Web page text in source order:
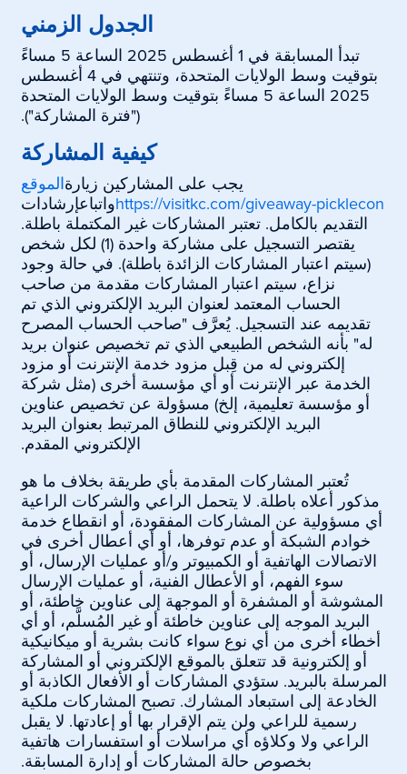
الجدول الزمني
تبدأ المسابقة في 1 أغسطس 2025 الساعة 5 مساءً
بتوقيت وسط الولايات المتحدة، وتنتهي في 4 أغسطس
2025 الساعة 5 مساءً بتوقيت وسط الولايات المتحدة
("فترة المشاركة").
كيفية المشاركة
يجب على المشاركين زيارةالموقع
https://visitkc.com/giveaway-pickleconواتباعإرشادات
التقديم بالكامل. تعتبر المشاركات غير المكتملة باطلة.
يقتصر التسجيل على مشاركة واحدة (1) لكل شخص
(سيتم اعتبار المشاركات الزائدة باطلة). في حالة وجود
نزاع، سيتم اعتبار المشاركات مقدمة من صاحب
الحساب المعتمد لعنوان البريد الإلكتروني الذي تم
تقديمه عند التسجيل. يُعرَّف "صاحب الحساب المصرح
له" بأنه الشخص الطبيعي الذي تم تخصيص عنوان بريد
إلكتروني له من قِبل مزود خدمة الإنترنت أو مزود
الخدمة عبر الإنترنت أو أي مؤسسة أخرى (مثل شركة
أو مؤسسة تعليمية، إلخ) مسؤولة عن تخصيص عناوين
البريد الإلكتروني للنطاق المرتبط بعنوان البريد
الإلكتروني المقدم.
تُعتبر المشاركات المقدمة بأي طريقة بخلاف ما هو
مذكور أعلاه باطلة. لا يتحمل الراعي والشركات الراعية
أي مسؤولية عن المشاركات المفقودة، أو انقطاع خدمة
خوادم الشبكة أو عدم توفرها، أو أي أعطال أخرى في
الاتصالات الهاتفية أو الكمبيوتر و/أو عمليات الإرسال، أو
سوء الفهم، أو الأعطال الفنية، أو عمليات الإرسال
المشوشة أو المشفرة أو الموجهة إلى عناوين خاطئة، أو
البريد الموجه إلى عناوين خاطئة أو غير المُسلَّم، أو أي
أخطاء أخرى من أي نوع سواء كانت بشرية أو ميكانيكية
أو إلكترونية قد تتعلق بالموقع الإلكتروني أو المشاركة
المرسلة بالبريد. ستؤدي المشاركات أو الأفعال الكاذبة أو
الخادعة إلى استبعاد المشارك. تصبح المشاركات ملكية
رسمية للراعي ولن يتم الإقرار بها أو إعادتها. لا يقبل
الراعي ولا وكلاؤه أي مراسلات أو استفسارات هاتفية
بخصوص حالة المشاركات أو إدارة المسابقة.